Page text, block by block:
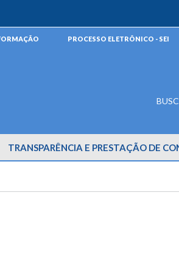
PROCESSO ELETRÔNICO - SEI
TRANSPARÊNCIA E PRESTAÇÃO DE